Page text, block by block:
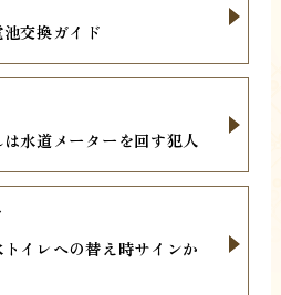
交換ガイド
水道メーターを回す犯人
イレへの替え時サインか